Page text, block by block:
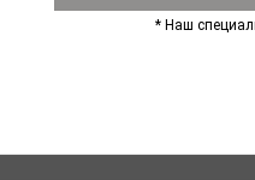
* Наш